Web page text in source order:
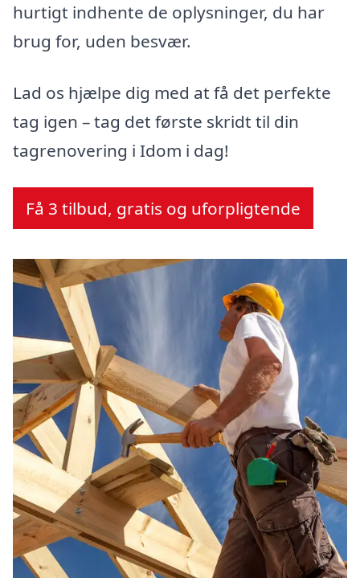
hurtigt indhente de oplysninger, du har
brug for, uden besvær.
Lad os hjælpe dig med at få det perfekte
tag igen – tag det første skridt til din
tagrenovering i Idom i dag!
Få 3 tilbud, gratis og uforpligtende